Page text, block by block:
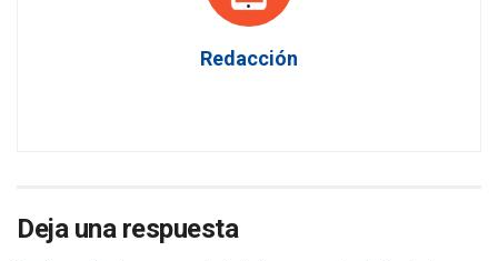
Redacción
Deja una respuesta